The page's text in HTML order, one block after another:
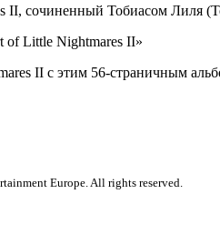
сочиненный Тобиасом Лиля
of Little Nightmares II»
II с этим 56-страничным
Europe. All rights reserved.